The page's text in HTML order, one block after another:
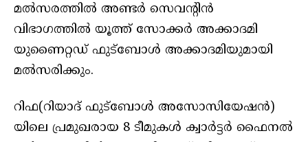
മല്‍സരത്തില്‍ അണ്ടര്‍ സെവന്റിന്‍
വിഭാഗത്തില്‍ യൂത്ത് സോക്കര്‍ അക്കാദമി
യുണൈറ്റഡ് ഫുട്‌ബോള്‍ അക്കാദമിയുമായി
മല്‍സരിക്കും.
റിഫ(റിയാദ് ഫുട്ബോൾ അസോസിയേഷൻ)
യിലെ പ്രമുഖരായ 8 ടീമുകള്‍ ക്വാര്‍ട്ടര്‍ ഫൈനല്‍